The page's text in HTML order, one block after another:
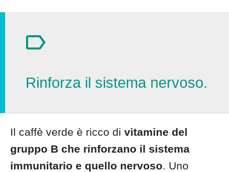
Rinforza il sistema nervoso.
Il caffè verde è ricco di vitamine del
gruppo B che rinforzano il sistema
immunitario e quello nervoso. Uno